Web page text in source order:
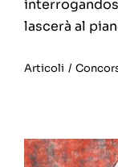
lascerà al
Articoli /